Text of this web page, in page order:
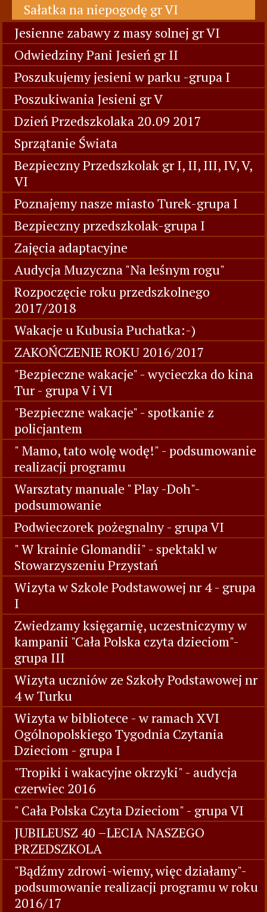
Sałatka na niepogodę gr VI
Jesienne zabawy z masy solnej gr VI
Odwiedziny Pani Jesień gr II
Poszukujemy jesieni w parku -grupa I
Poszukiwania Jesieni gr V
Dzień Przedszkolaka 20.09 2017
Sprzątanie Świata
Bezpieczny Przedszkolak gr I, II, III, IV, V,
VI
Poznajemy nasze miasto Turek-grupa I
Bezpieczny przedszkolak-grupa I
Zajęcia adaptacyjne
Audycja Muzyczna "Na leśnym rogu"
Rozpoczęcie roku przedszkolnego
2017/2018
Wakacje u Kubusia Puchatka:-)
ZAKOŃCZENIE ROKU 2016/2017
"Bezpieczne wakacje" - wycieczka do kina
Tur - grupa V i VI
"Bezpieczne wakacje" - spotkanie z
policjantem
" Mamo, tato wolę wodę!" - podsumowanie
realizacji programu
Warsztaty manuale " Play -Doh"-
podsumowanie
Podwieczorek pożegnalny - grupa VI
" W krainie Glomandii" - spektakl w
Stowarzyszeniu Przystań
Wizyta w Szkole Podstawowej nr 4 - grupa
I
Zwiedzamy księgarnię, uczestniczymy w
kampanii "Cała Polska czyta dzieciom"-
grupa III
Wizyta uczniów ze Szkoły Podstawowej nr
4 w Turku
Wizyta w bibliotece - w ramach XVI
Ogólnopolskiego Tygodnia Czytania
Dzieciom - grupa I
"Tropiki i wakacyjne okrzyki" - audycja
czerwiec 2016
" Cała Polska Czyta Dzieciom" - grupa VI
JUBILEUSZ 40 –LECIA NASZEGO
PRZEDSZKOLA
"Bądźmy zdrowi-wiemy, więc działamy"-
podsumowanie realizacji programu w roku
2016/17